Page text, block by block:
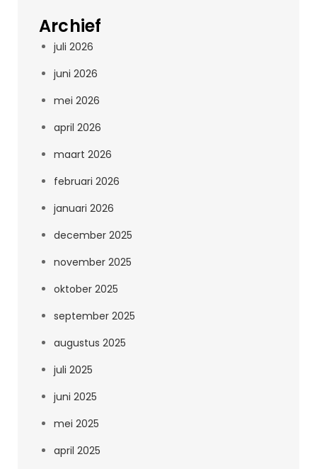
Archief
juli 2026
juni 2026
mei 2026
april 2026
maart 2026
februari 2026
januari 2026
december 2025
november 2025
oktober 2025
september 2025
augustus 2025
juli 2025
juni 2025
mei 2025
april 2025